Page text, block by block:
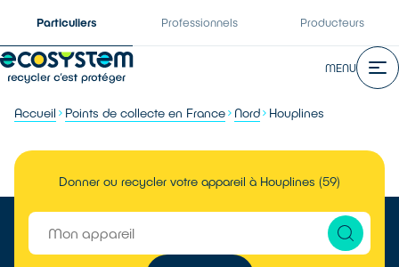
Particuliers Professionnels Producteurs
MENU
Accueil Points de collecte en France Nord Houplines
Donner ou recycler votre appareil à Houplines (59)